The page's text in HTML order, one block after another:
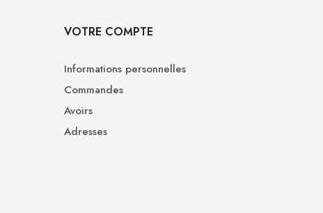
VOTRE COMPTE
Informations personnelles
Commandes
Avoirs
Adresses